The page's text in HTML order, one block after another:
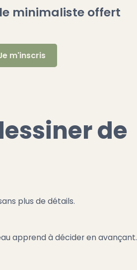
minimaliste offert
de
plus de détails.
apprend à décider en avançant.